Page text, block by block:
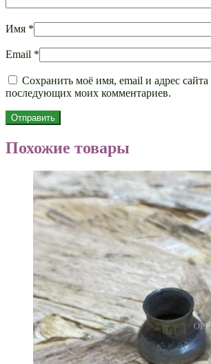
Имя *
Email *
Сохранить моё имя, email и адрес сайта
последующих моих комментариев.
Похожие товары